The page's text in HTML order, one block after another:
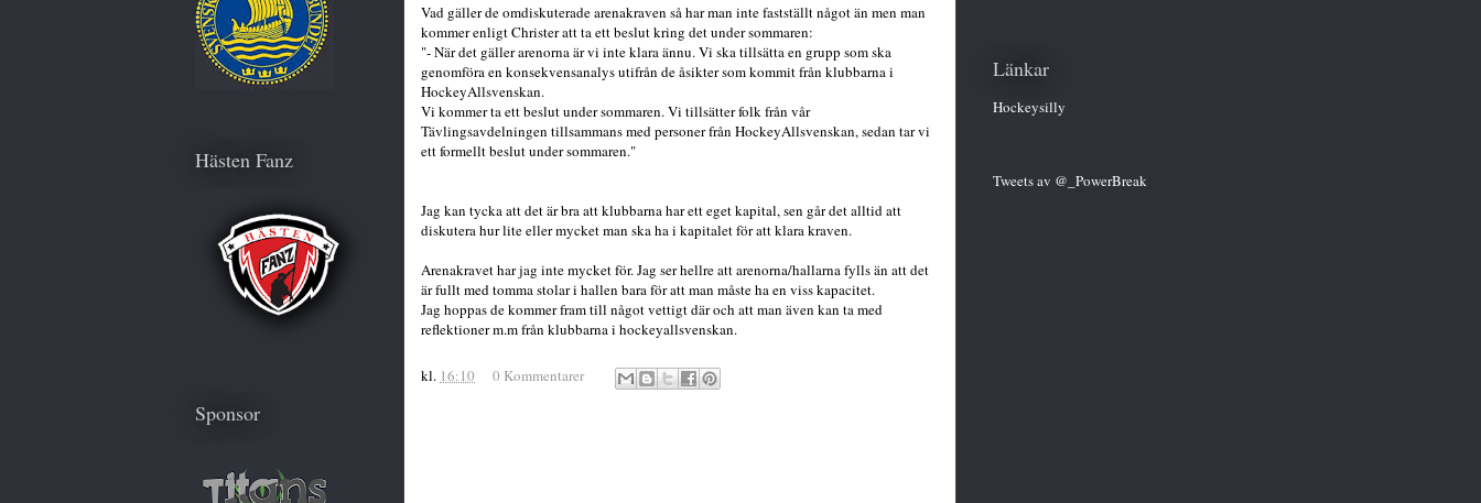
Vad gäller de omdiskuterade arenakraven så har man inte fastställt något än men man
kommer enligt Christer att ta ett beslut kring det under sommaren:
"- När det gäller arenorna är vi inte klara ännu. Vi ska tillsätta en grupp som ska
genomföra en konsekvensanalys utifrån de åsikter som kommit från klubbarna i
HockeyAllsvenskan.
Vi kommer ta ett beslut under sommaren. Vi tillsätter folk från vår
Tävlingsavdelningen tillsammans med personer från HockeyAllsvenskan, sedan tar vi
ett formellt beslut under sommaren."
Jag kan tycka att det är bra att klubbarna har ett eget kapital, sen går det alltid att
diskutera hur lite eller mycket man ska ha i kapitalet för att klara kraven.
Arenakravet har jag inte mycket för. Jag ser hellre att arenorna/hallarna fylls än att det
är fullt med tomma stolar i hallen bara för att man måste ha en viss kapacitet.
Jag hoppas de kommer fram till något vettigt där och att man även kan ta med
reflektioner m.m från klubbarna i hockeyallsvenskan.
kl. 16:10 0 Kommentarer
Hästen Fanz
Sponsor
Länkar
Hockeysilly
Tweets av @_PowerBreak